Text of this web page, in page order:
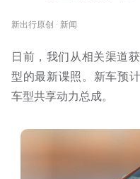
新出行原创 · 新闻
日前，我们从相关渠道
型的最新谍照。新车预
车型共享动力总成。